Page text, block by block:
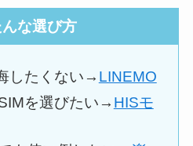
な選び方
したくない→ LINEMO
を選びたい→ HISモ